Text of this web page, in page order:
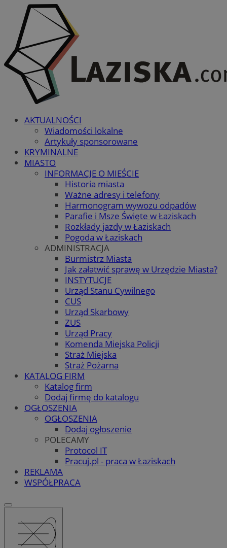
AKTUALNOŚCI
Wiadomości lokalne
Artykuły sponsorowane
KRYMINALNE
MIASTO
INFORMACJE O MIEŚCIE
Historia miasta
Ważne adresy i telefony
Harmonogram wywozu odpadów
Parafie i Msze Święte w Łaziskach
Rozkłady jazdy w Łaziskach
Pogoda w Łaziskach
ADMINISTRACJA
Burmistrz Miasta
Jak załatwić sprawę w Urzędzie Miasta?
INSTYTUCJE
Urząd Stanu Cywilnego
CUS
Urząd Skarbowy
ZUS
Urząd Pracy
Komenda Miejska Policji
Straż Miejska
Straż Pożarna
KATALOG FIRM
Katalog firm
Dodaj firmę do katalogu
OGŁOSZENIA
OGŁOSZENIA
Dodaj ogłoszenie
POLECAMY
Protocol IT
Pracuj.pl - praca w Łaziskach
REKLAMA
WSPÓŁPRACA